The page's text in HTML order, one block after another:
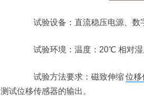
试验设备：直流稳压电源、数
试验环境：温度：20℃ 相对湿
试验方法要求：磁致伸缩位移
测试位移传感器的输出。